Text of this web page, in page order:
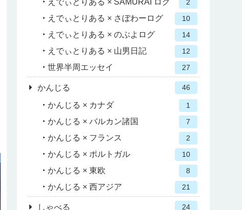
2
えでぃとりある × さぼわーログ 10
えでぃとりある × のぶよログ 14
えでぃとりある × 山男日記 12
世界半周エッセイ 27
かんじる 46
かんじる × カナダ 1
かんじる × バルカン諸国 7
かんじる × フランス 2
かんじる × ポルトガル 10
かんじる × 東欧 8
かんじる × 西アジア 21
しゃべる 24